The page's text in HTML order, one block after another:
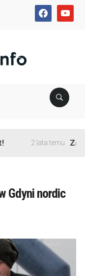
facebookyoutube
2 lata temu
Gdyni nordic